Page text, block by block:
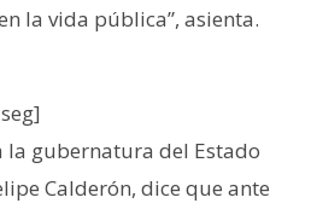
la vida pública”, asienta.
gubernatura del Estado
Calderón, dice que ante